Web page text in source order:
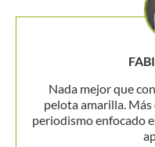
Nada mejor que
pelota amarilla. Más
periodismo enfocado